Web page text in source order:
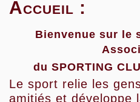
Accueil :
Bienvenue sur le
du SPORTING
Le sport relie les
amitiés et développe